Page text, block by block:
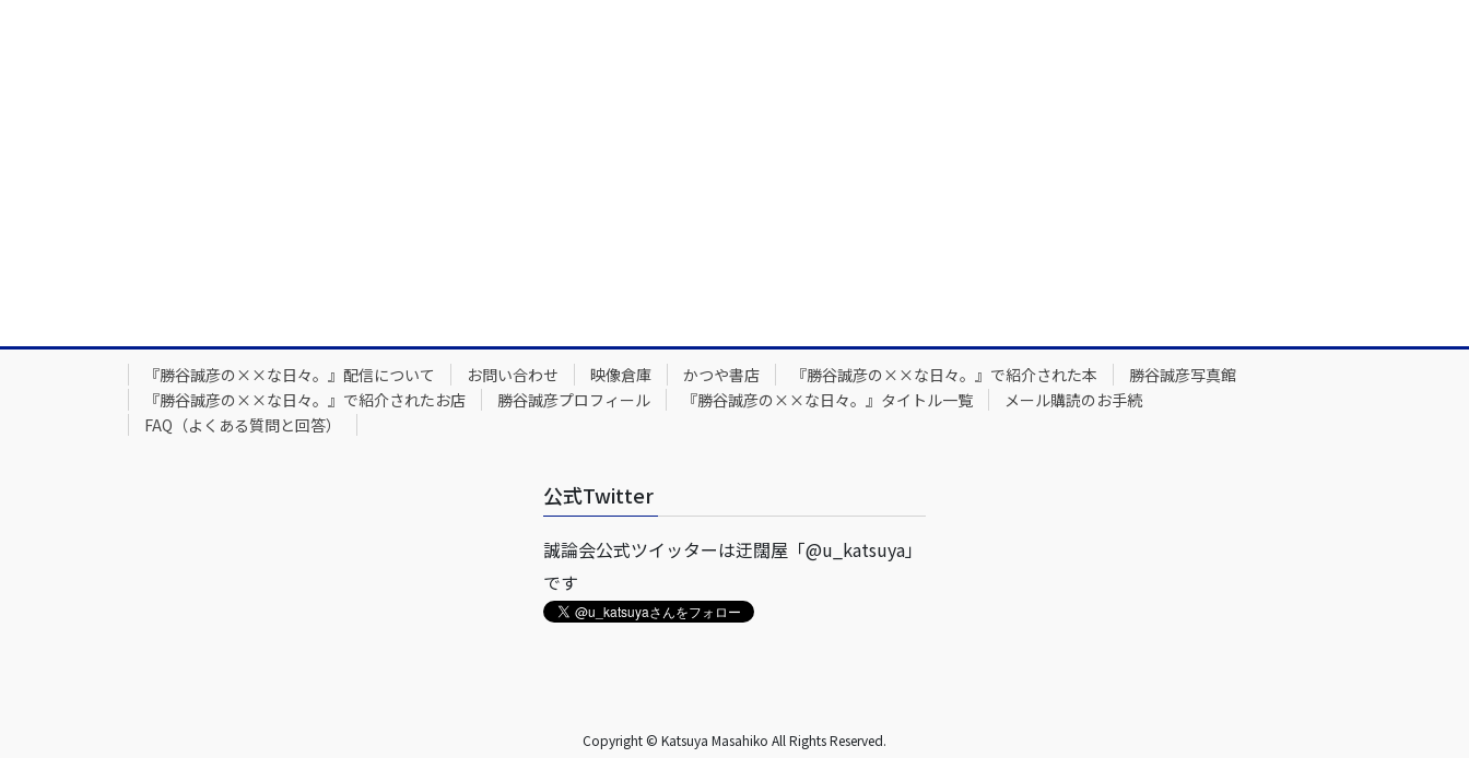
『勝谷誠彦の××な日々。』配信について お問い合わせ 映像倉庫 かつや書店 『勝谷誠彦の××な日々。』で紹介された本
勝谷誠彦写真館
『勝谷誠彦の××な日々。』で紹介されたお店
勝谷誠彦プロフィール 『勝谷誠彦の××な日々。』タイトル一覧
メール購読のお手続
FAQ（よくある質問と回答）
公式Twitter
誠論会公式ツイッターは迂闊屋「@u_katsuya」
です
Copyright © Katsuya Masahiko All Rights Reserved.